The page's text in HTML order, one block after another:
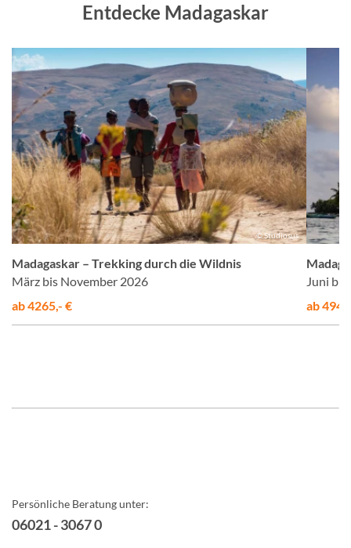
Entdecke Madagaskar
© Studiosus
Madagaskar – Trekking durch die Wildnis
März bis November 2026
ab 4265,- €
Juni
ab
Persönliche Beratung unter:
06021 - 3067 0